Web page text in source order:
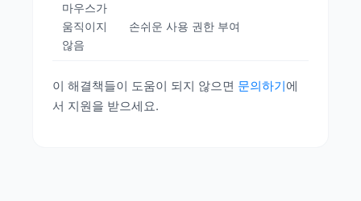
마우스가
움직이지
않음
손쉬운 사용 권한 부여
이 해결책들이 도움이 되지 않으면 문의하기에
서 지원을 받으세요.